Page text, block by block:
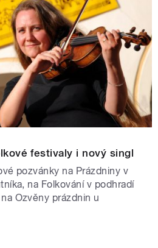
festivaly i nový singl
pozvánky na Prázdniny v
na Folkování v podhradí
Ozvěny prázdnin u